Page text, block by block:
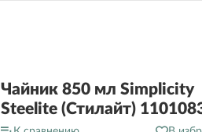
Чайник 850 мл Simplicity
Steelite (Стилайт)